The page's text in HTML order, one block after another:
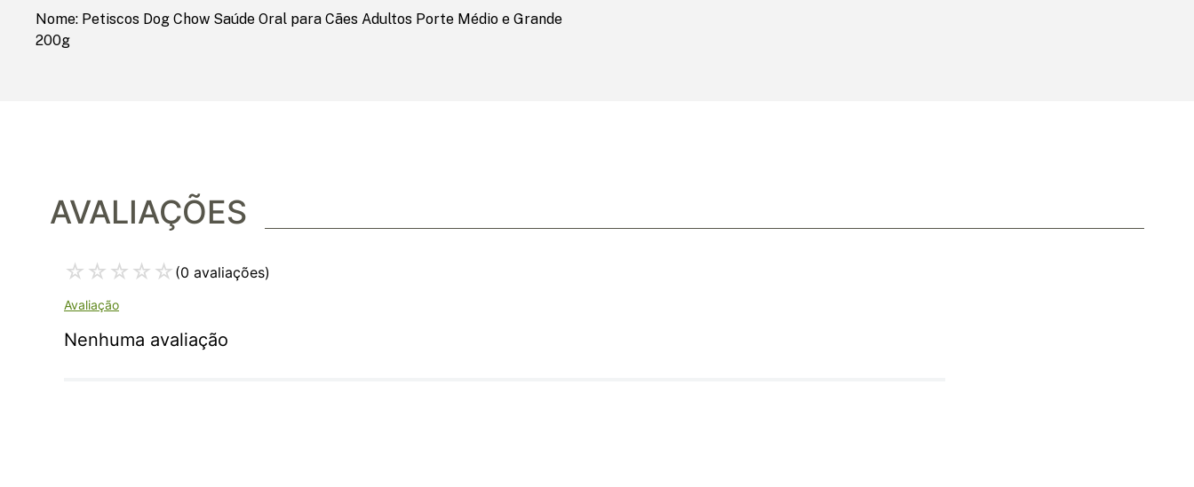
Nome: Petiscos Dog Chow Saúde Oral para Cães Adultos Porte Médio e Grande
200g
AVALIAÇÕES
☆ ☆ ☆ ☆ ☆ (0 avaliações)
Nenhuma avaliação